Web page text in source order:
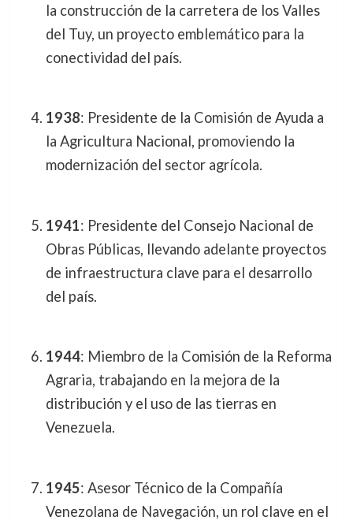
la construcción de la carretera de los Valles
del Tuy, un proyecto emblemático para la
conectividad del país.
1938: Presidente de la Comisión de Ayuda a
la Agricultura Nacional, promoviendo la
modernización del sector agrícola.
1941: Presidente del Consejo Nacional de
Obras Públicas, llevando adelante proyectos
de infraestructura clave para el desarrollo
del país.
1944: Miembro de la Comisión de la Reforma
Agraria, trabajando en la mejora de la
distribución y el uso de las tierras en
Venezuela.
1945: Asesor Técnico de la Compañía
Venezolana de Navegación, un rol clave en el